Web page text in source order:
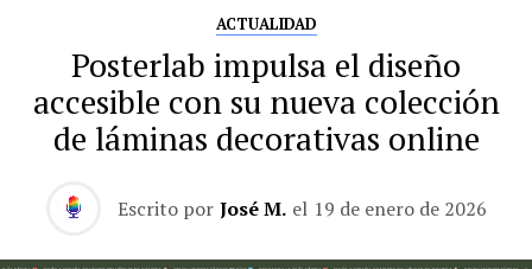
ACTUALIDAD
Posterlab impulsa el diseño
accesible con su nueva colección
de láminas decorativas online
Escrito por José M. el 19 de enero de 2026